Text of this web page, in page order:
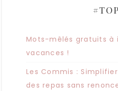
Mots-mêlés gratuits à
vacances !
Les Commis :
des repas sans